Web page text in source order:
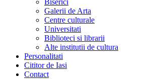
Biserici
Galerii de Arta
Centre culturale
Universitati
Biblioteci si librarii
Alte institutii de cultura
Personalitati
Cititor de Iasi
Contact